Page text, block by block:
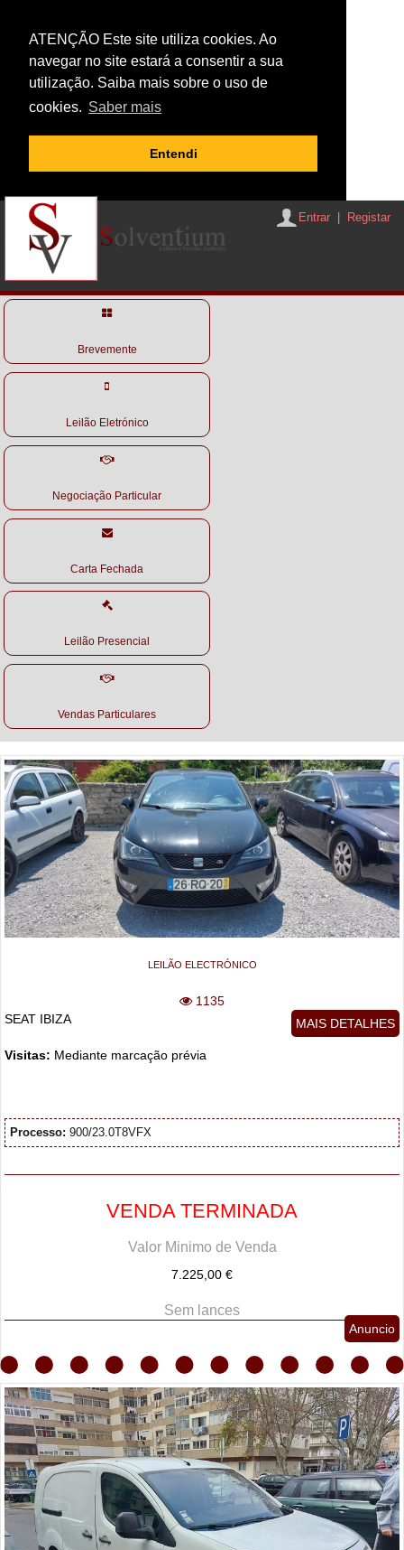
ATENÇÃO Este site utiliza cookies. Ao
navegar no site estará a consentir a sua
utilização. Saiba mais sobre o uso de
cookies. Saber mais
Entendi
Entrar Registar
Brevemente
Leilão Eletrónico
Negociação Particular
Carta Fechada
Leilão Presencial
Vendas Particulares
LEILÃO ELECTRÓNICO
1135
MAIS DETALHES
SEAT IBIZA
Visitas: Mediante marcação prévia
Processo: 900/23.0T8VFX
VENDA TERMINADA
Valor Minimo de Venda
7.225,00 €
Sem lances
Anuncio